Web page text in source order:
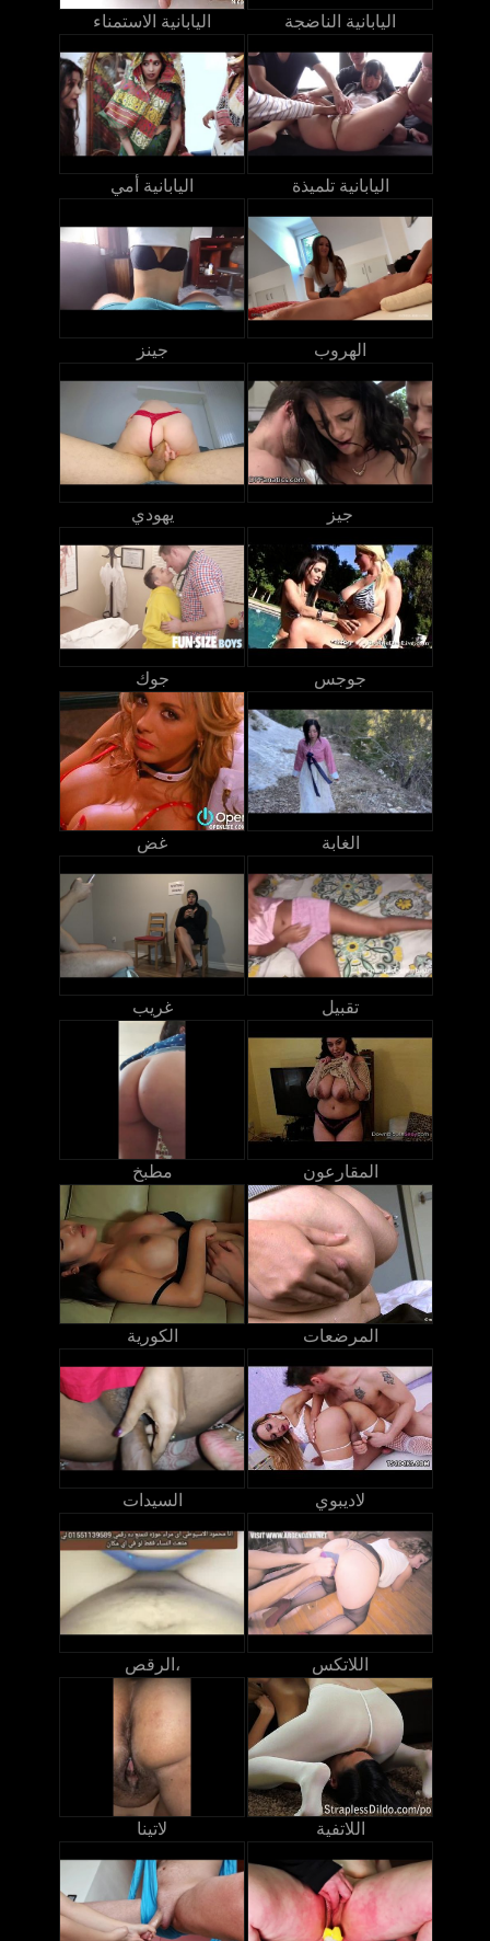
اليابانية الاستمناء اليابانية الناضجة
اليابانية أمي اليابانية تلميذة
جينز الهروب
يهودي جيز
جوك جوجس
غض الغابة
غريب تقبيل
مطبخ المقارعون
الكورية المرضعات
السيدات لاديبوي
الرقص، اللاتكس
لاتينا اللاتفية